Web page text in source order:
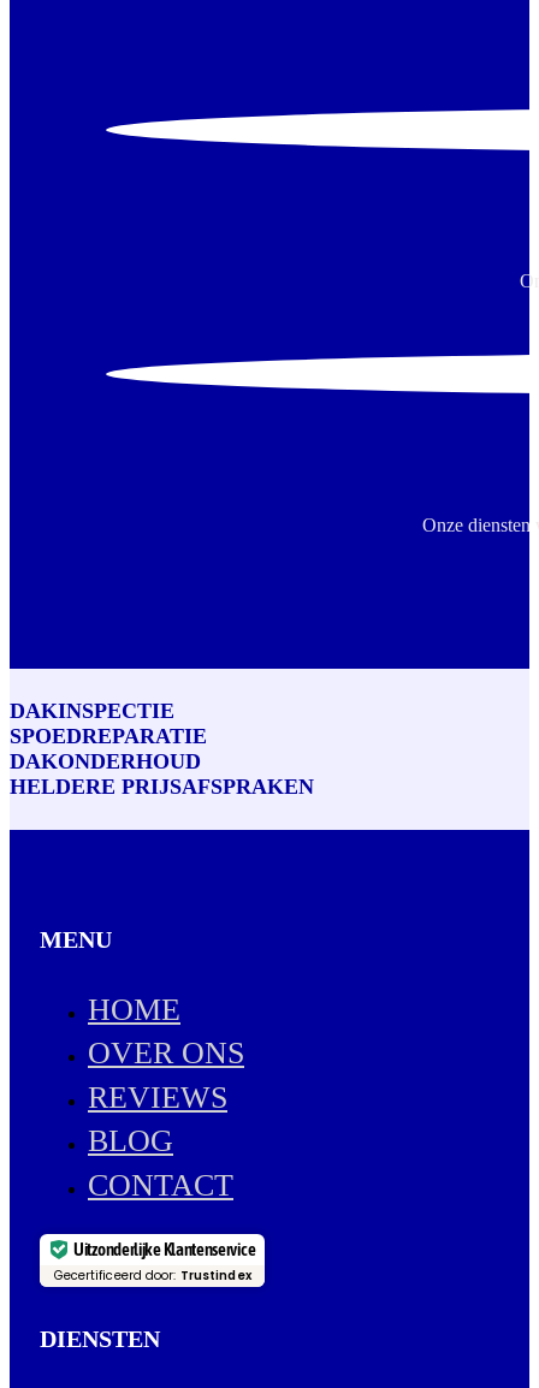
Onze diensten
DAKINSPECTIE
SPOEDREPARATIE
DAKONDERHOUD
HELDERE PRIJSAFSPRAKEN
MENU
HOME
OVER ONS
REVIEWS
BLOG
CONTACT
Uitzonderlijke Klantenservice
Gecertificeerd door: Trustindex
DIENSTEN